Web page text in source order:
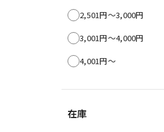
2,501円〜3,000円
3,001円〜4,000円
4,001円〜
在庫